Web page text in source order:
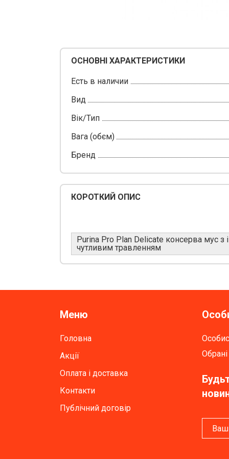
ОСНОВНІ ХАРАКТЕРИСТИКИ
Есть в наличии
Вид
Вік/Тип
Вага (обєм)
Бренд
КОРОТКИЙ ОПИС
Purina Pro Plan Delicate консерва мус з
чутливим травленням
Меню
Головна
Акції
Оплата і доставка
Контакти
Публічний договір